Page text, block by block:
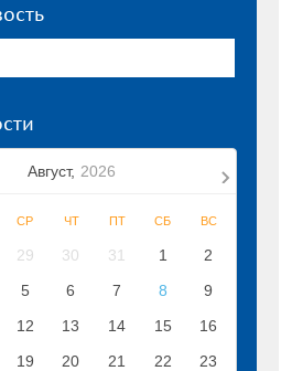
Август, 2026
СР ЧТ ПТ СБ ВС
29 30 31 1
2
5 6 7 8
9
12 13 14 15
16
19 20 21 22
23